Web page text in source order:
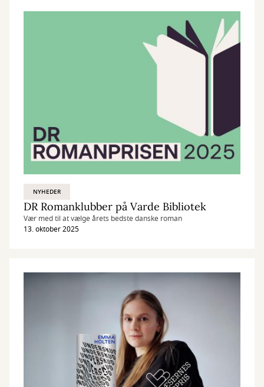
NYHEDER
DR Romanklubber på Varde Bibliotek
Vær med til at vælge årets bedste danske roman
13. oktober 2025